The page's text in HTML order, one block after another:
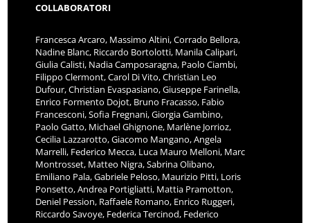
COLLABORATORI
Francesca Arcaro, Massimo Altini, Corrado Bellora,
Nadine Blanc, Riccardo Bortolotti, Manila Calipari,
Giulia Calisti, Nadia Camposaragna, Paolo Ciambi,
Filippo Clermont, Carol Di Vito, Christian Leo
Dufour, Christian Evaspasiano, Giuseppe Farinella,
Enrico Formento Dojot, Bruno Fracasso, Fabio
Francesconi, Sofia Fregnani, Giorgia Gambino,
Paolo Gatto, Michael Ghignone, Marlène Jorrioz,
Cecilia Lazzarotto, Giacomo Mangano, Angela
Marrelli, Federico Mecca, Luca Mauro Melloni, Marc
Montrosset, Matteo Nigra, Sabrina Olibano,
Emiliano Pala, Gabriele Peloso, Maurizio Pitti, Loris
Ponsetto, Andrea Portigliatti, Mattia Pramotton,
Deniel Pession, Raffaele Romano, Enrico Ruggeri,
Riccardo Savoye, Federica Tercinod, Federico